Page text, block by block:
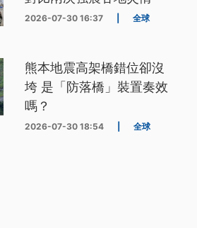
2026-07-30 16:37 全球
熊本地震高架橋錯位卻沒
垮 是「防落橋」裝置奏效
嗎？
2026-07-30 18:54 全球